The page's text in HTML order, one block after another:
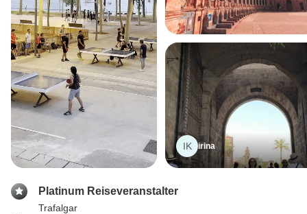
IK irina
Platinum Reiseveranstalter
Trafalgar